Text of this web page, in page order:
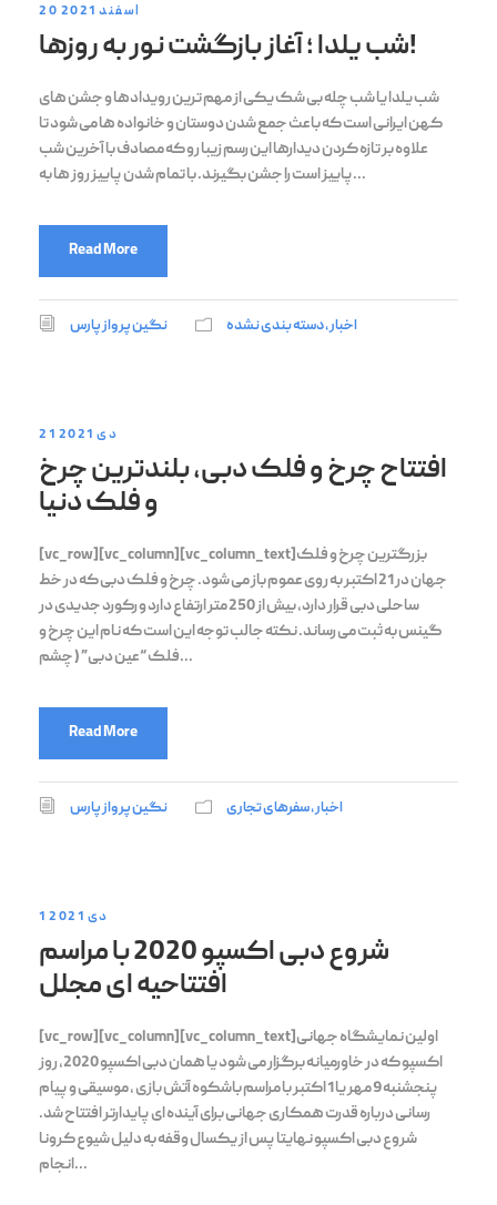
20 اسفند 2021
شب یلدا ؛ آغاز بازگشت نور به روزها!
شب یلدا یا شب چله بی شک یکی از مهم ترین رویدادها و جشن های
کهن ایرانی است که باعث جمع شدن دوستان و خانواده ها می شود تا
علاوه بر تازه کردن دیدارها این رسم زیبا رو که مصادف با آخرین شب
پاییز است را جشن بگیرند. با تمام شدن پاییز روز ها به...
Read More
نگین پرواز پارس اخبار,دسته بندی نشده
21 دی 2021
افتتاح چرخ و فلک دبی، بلندترین چرخ
و فلک دنیا
[vc_row][vc_column][vc_column_text]بزرگترین چرخ و فلک
جهان در 21 اکتبر به روی عموم باز می شود. چرخ و فلک دبی که در خط
ساحلی دبی قرار دارد، بیش از 250 متر ارتفاع دارد و رکورد جدیدی در
گینس به ثبت می رساند. نکته جالب توجه این است که نام این چرخ و
فلک “عین دبی” ( چشم...
Read More
نگین پرواز پارس اخبار,سفرهای تجاری
1 دی 2021
شروع دبی اکسپو 2020 با مراسم
افتتاحیه ای مجلل
[vc_row][vc_column][vc_column_text]اولین نمایشگاه جهانی
اکسپو که در خاورمیانه برگزار می شود یا همان دبی اکسپو 2020، روز
پنجشنبه 9 مهر یا 1 اکتبر با مراسم باشکوه آتش بازی ، موسیقی و پیام
رسانی درباره قدرت همکاری جهانی برای آینده ای پایدارتر افتتاح شد.
شروع دبی اکسپو نهایتا پس از یکسال وقفه به دلیل شیوع کرونا
انجام...